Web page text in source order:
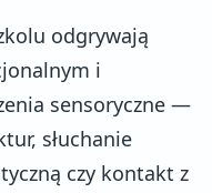
odgrywają
i
sensoryczne —
słuchanie
czy kontakt z